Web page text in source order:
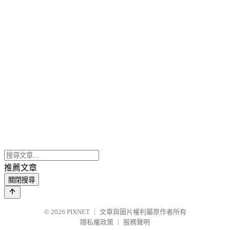
推薦文章
關閉搜尋
© 2026 PIXNET
文章與圖片權利屬原作者所有
隱私權政策
服務聲明